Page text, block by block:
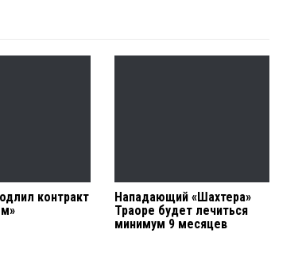
контракт
Нападающий «Шахтера»
Траоре будет лечиться
минимум 9 месяцев